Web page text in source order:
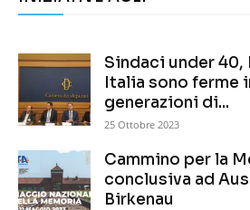
Sindaci under 40,
Italia sono ferme
generazioni di...
25 Ottobre 2023
Cammino per la
conclusiva ad
Birkenau